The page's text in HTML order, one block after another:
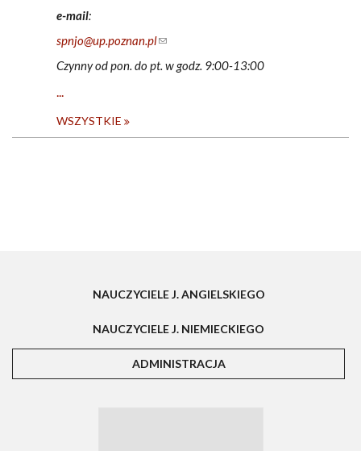
e-mail:
spnjo@up.poznan.pl(link sends e-mail)
Czynny od pon. do pt. w godz. 9:00-13:00
...
WSZYSTKIE
NAUCZYCIELE J. ANGIELSKIEGO
NAUCZYCIELE J. NIEMIECKIEGO
ADMINISTRACJA(AKTYWNA KARTA)